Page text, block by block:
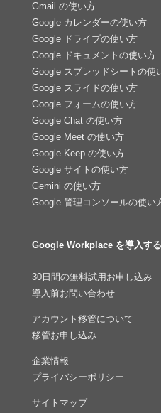
Gmail の使い方
Google カレンダーの使い方
Google ドライブの使い方
Google ドキュメントの使い方
Google スプレッドシートの使
Google スライドの使い方
Google フォームの使い方
Google Chat の使い方
Google Meet の使い方
Google Keep の使い方
Google サイトの使い方
Gemini の使い方
Google 管理コンソールの使い
Google Workplace を導入する
30日間の無料試用お申し込み
導入前お問い合わせ
アカウント移管について
移管お申し込み
企業情報
プライバシーポリシー
サイトマップ